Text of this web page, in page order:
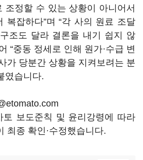
조정할 수 있는 상황이 아니어서
복잡하다”며 “각 사의 원료 조달
조도 달라 결론을 내기 쉽지 않
“중동 정세로 인해 원가·수급 변
가 당분간 상황을 지켜보려는 분
였습니다.
토 보도준칙 및 윤리강령에 따라
최종 확인·수정했습니다.